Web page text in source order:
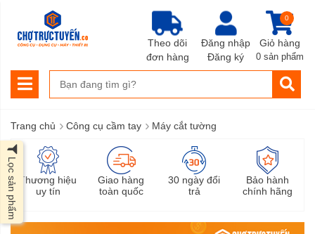
Đăng nhập
Đăng ký
Giỏ hàng
0
0 sản phẩm
Theo dõi
đơn hàng
Trang chủ › Công cụ cầm tay › Máy cắt tường
Thương hiệu
uy tín
Giao hàng
toàn quốc
30 ngày đổi
trả
Bảo hành
chính hãng
Lọc sản phẩm